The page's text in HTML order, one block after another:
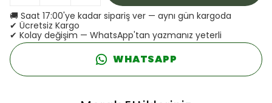
🚚 Saat 17:00'ye kadar sipariş ver — aynı gün kargoda
✔ Ücretsiz Kargo
✔ Kolay değişim — WhatsApp'tan yazmanız yeterli
WHATSAPP